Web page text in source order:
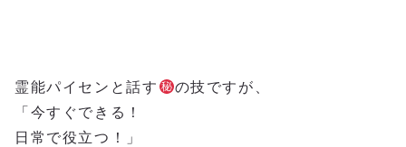
霊能パイセンと話す
の技ですが、
「今すぐできる！
日常で役立つ！」